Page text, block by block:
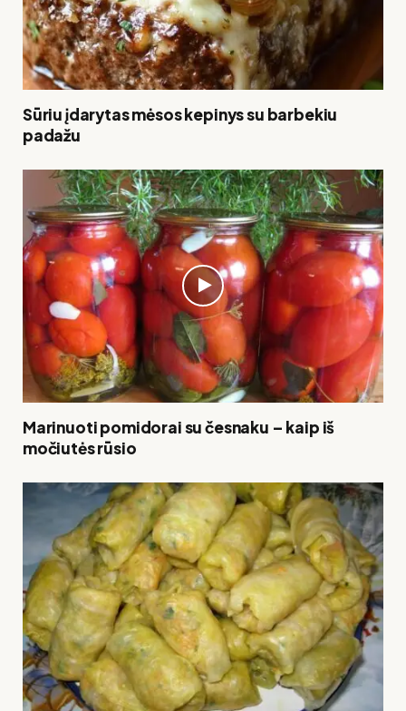
Sūriu įdarytas mėsos kepinys su barbekiu
padažu
Marinuoti pomidorai su česnaku – kaip iš
močiutės rūsio